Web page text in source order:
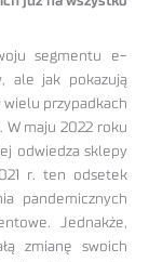
segmentu e-
ale jak pokazują
wielu przypadkach
W maju 2022 roku
odwiedza sklepy
r. ten odsetek
pandemicznych
Jednakże,
zmianę swoich